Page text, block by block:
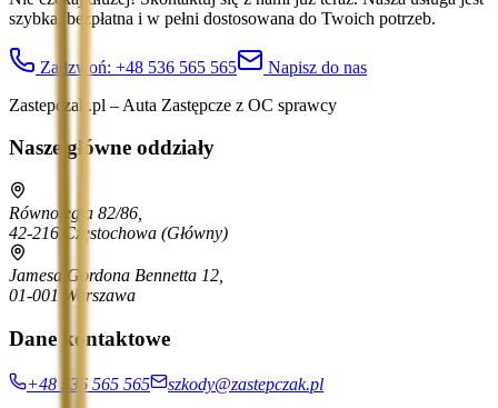
szybka, bezpłatna i w pełni dostosowana do Twoich potrzeb.
Zadzwoń: +48 536 565 565
Napisz do nas
Zastepczak.pl – Auta Zastępcze z OC sprawcy
Nasze główne oddziały
Równoległa 82/86,
42-216 Częstochowa (Główny)
Jamesa Gordona Bennetta 12,
01-001 Warszawa
Dane kontaktowe
+48 536 565 565 szkody@zastepczak.pl